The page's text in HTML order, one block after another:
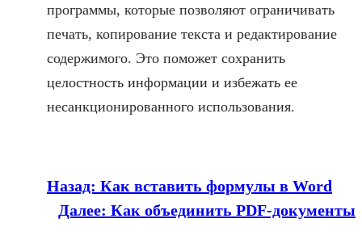
программы, которые позволяют ограничивать
печать, копирование текста и редактирование
содержимого. Это поможет сохранить
целостность информации и избежать ее
несанкционированного использования.
Назад: Как вставить формулы в Word
Далее: Как объединить PDF-документы